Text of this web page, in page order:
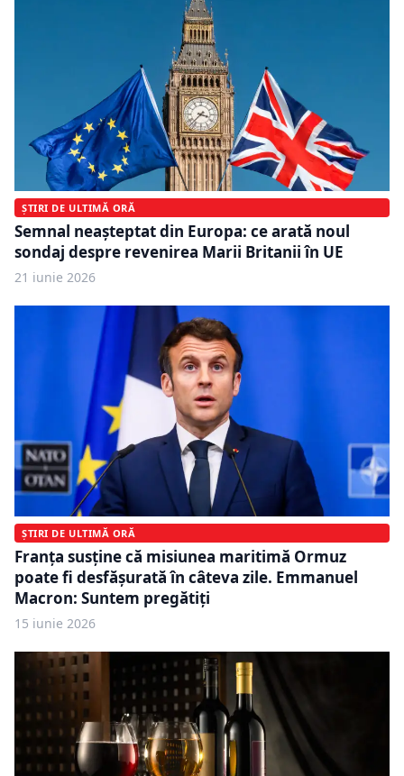
ȘTIRI DE ULTIMĂ ORĂ
Semnal neașteptat din Europa: ce arată noul
sondaj despre revenirea Marii Britanii în UE
21 iunie 2026
ȘTIRI DE ULTIMĂ ORĂ
Franța susține că misiunea maritimă Ormuz
poate fi desfășurată în câteva zile. Emmanuel
Macron: Suntem pregătiți
15 iunie 2026